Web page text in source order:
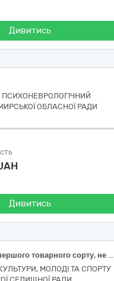
Дивитись
ОБЛАСНОЇ РАДИ
Дивитись
Персики свіжі, першого товарного сорту, не менше 50 мм , ДСТУ 7025; Вишня свіжа, другого товарного сорту, від 13 мм, ДСТУ 8325; Абрикоси свіжі, сорт перший; Смородина чорна свіжа, першого товарного сорту, ДСТУ 8319
МОЛОДІ ТА СПОРТУ